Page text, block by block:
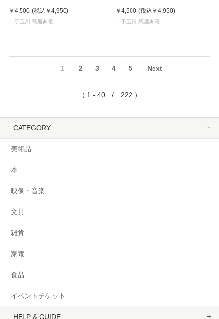
￥4,500 (税込 ￥4,950)
二子玉川 蔦屋家電
￥4,500 (税込 ￥4,950)
二子玉川 蔦屋家電
1 2 3 4 5 Next
（ 1 - 40 / 222 ）
CATEGORY
美術品
本
映像・音楽
文具
雑貨
家電
食品
イベントチケット
HELP & GUIDE